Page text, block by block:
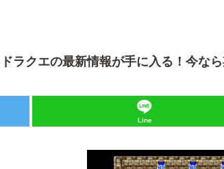
ラクエの最新情報が手に入る！今な
Line